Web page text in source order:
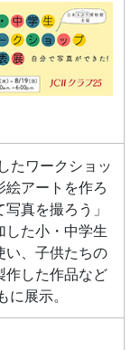
たワークショッ
絵アートを作ろ
真を撮ろう」
した小・中学生
い、子供たちの
作した作品など
展示。